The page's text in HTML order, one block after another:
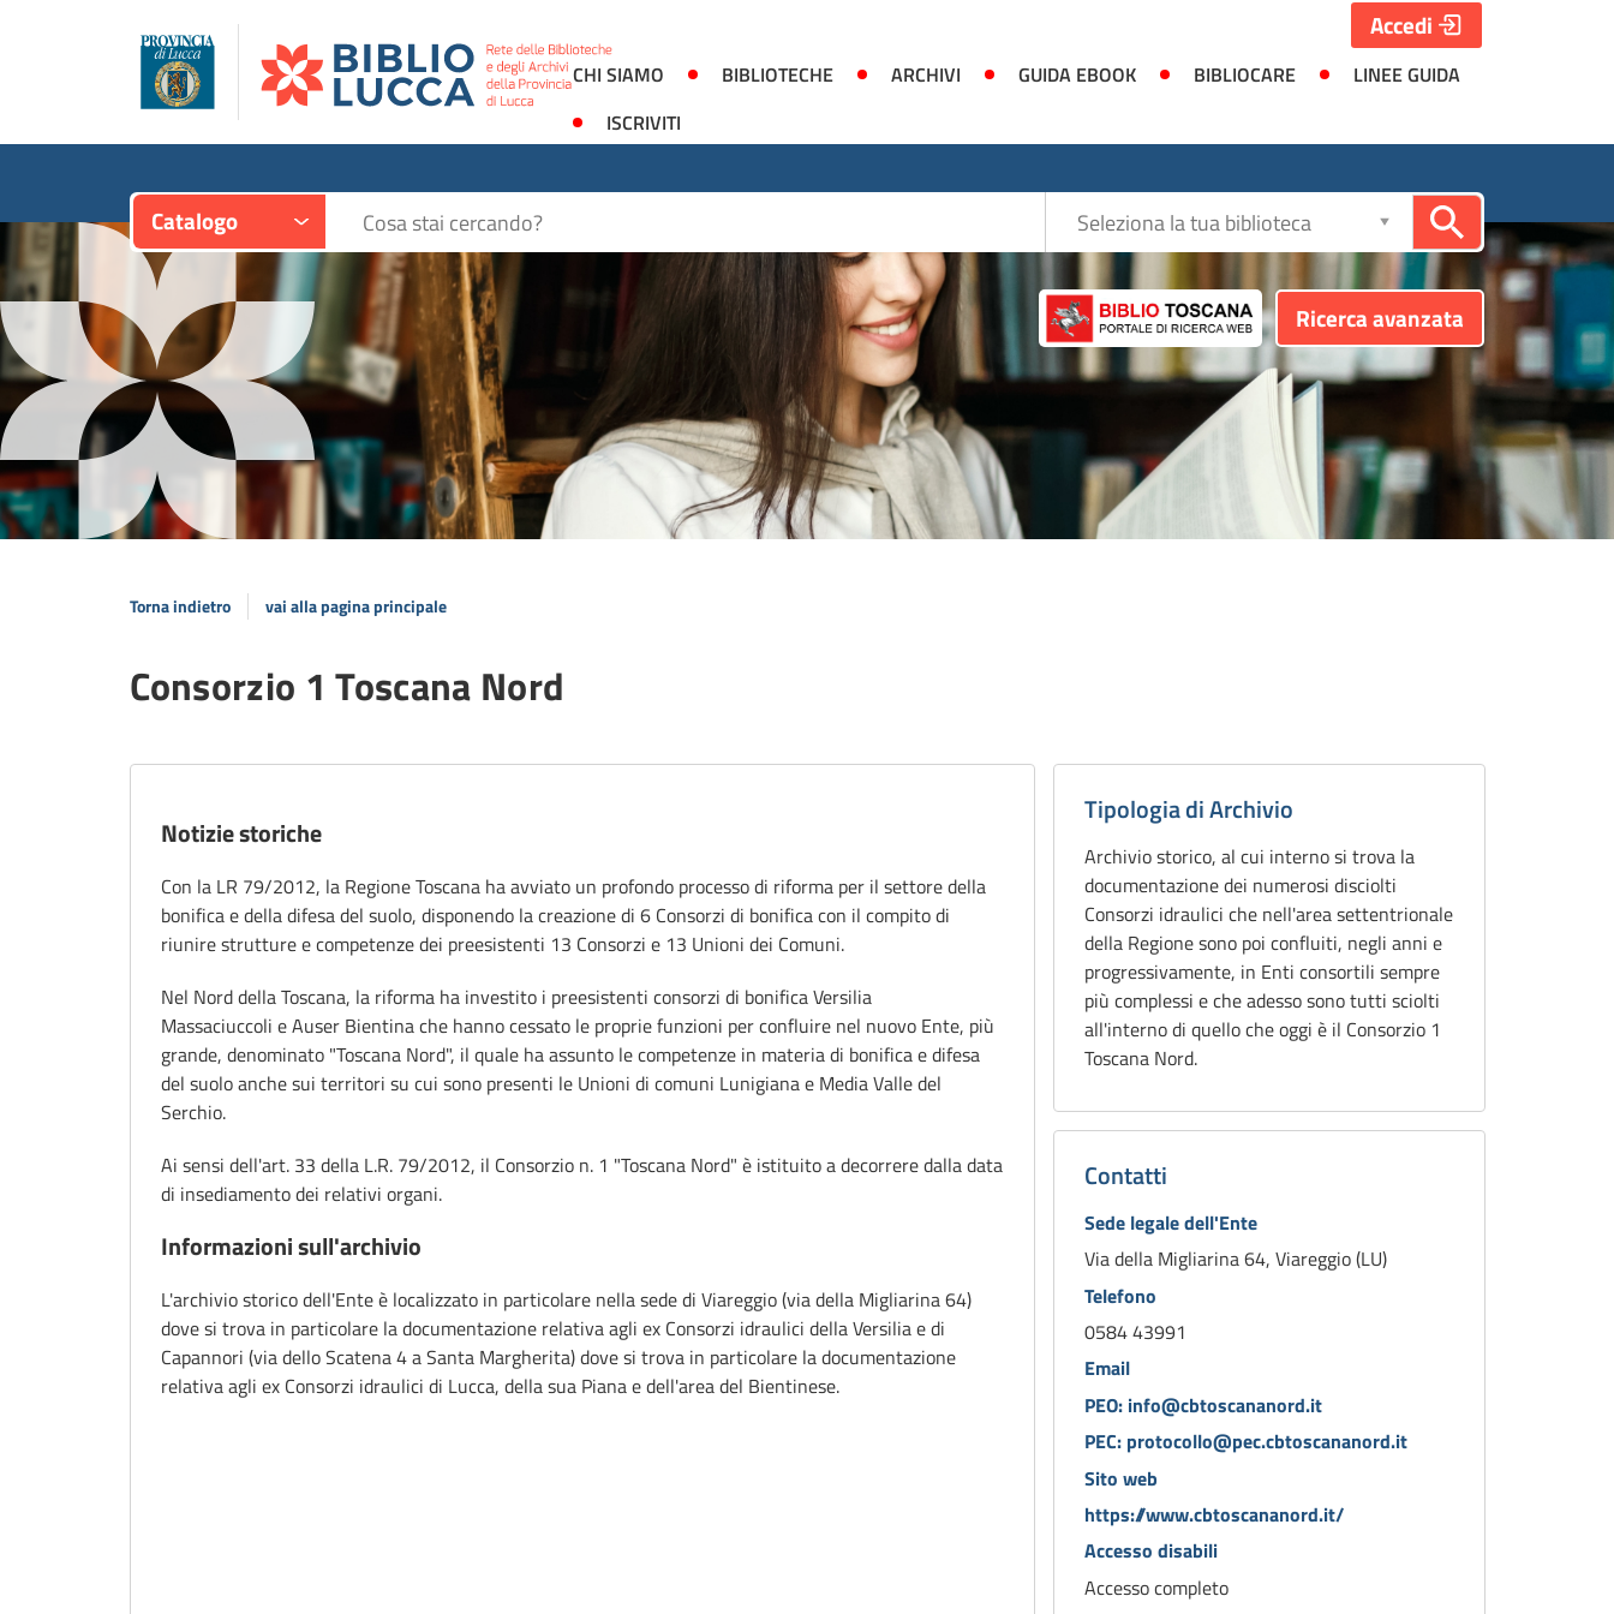
CHI SIAMO BIBLIOTECHE ARCHIVI GUIDA EBOOK BIBLIOCARE
LINEE GUIDA
ISCRIVITI
Accedi
Catalogo Cerca su "Catalogo"
Ricerca avanzata
Seleziona
la
Torna indietro vai alla pagina principale
Consorzio 1 Toscana Nord
Notizie storiche
Con la LR 79/2012, la Regione Toscana ha avviato un profondo processo di riforma per il settore della
bonifica e della difesa del suolo, disponendo la creazione di 6 Consorzi di bonifica con il compito di
riunire strutture e competenze dei preesistenti 13 Consorzi e 13 Unioni dei Comuni.
Nel Nord della Toscana, la riforma ha investito i preesistenti consorzi di bonifica Versilia
Massaciuccoli e Auser Bientina che hanno cessato le proprie funzioni per confluire nel nuovo Ente, più
grande, denominato "Toscana Nord", il quale ha assunto le competenze in materia di bonifica e difesa
del suolo anche sui territori su cui sono presenti le Unioni di comuni Lunigiana e Media Valle del
Serchio.
Ai sensi dell'art. 33 della L.R. 79/2012, il Consorzio n. 1 "Toscana Nord" è istituito a decorrere dalla data
di insediamento dei relativi organi.
Informazioni sull'archivio
L'archivio storico dell'Ente è localizzato in particolare nella sede di Viareggio (via della Migliarina 64)
dove si trova in particolare la documentazione relativa agli ex Consorzi idraulici della Versilia e di
Capannori (via dello Scatena 4 a Santa Margherita) dove si trova in particolare la documentazione
relativa agli ex Consorzi idraulici di Lucca, della sua Piana e dell'area del Bientinese.
Dettagli
archivio
Tipologia di Archivio
Archivio storico, al cui interno si trova la
documentazione dei numerosi disciolti
Consorzi idraulici che nell'area settentrionale
della Regione sono poi confluiti, negli anni e
progressivamente, in Enti consortili sempre
più complessi e che adesso sono tutti sciolti
all'interno di quello che oggi è il Consorzio 1
Toscana Nord.
Contatti
Sede legale dell'Ente
Via della Migliarina 64, Viareggio (LU)
Telefono
0584 43991
Email
PEO: info@cbtoscananord.it
PEC: protocollo@pec.cbtoscananord.it
Sito web
https://www.cbtoscananord.it/
Accesso disabili
Accesso completo